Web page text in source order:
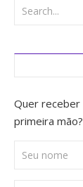
Quer
primeira mão?